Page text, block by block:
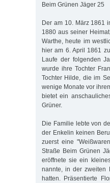
Beim Grünen Jäger 25
Der am 10. März 1861
1880 aus seiner
Warthe, heute im
hier am 6. April 1861
Laufe der folgenden
wurde ihre Tochter
Tochter Hilde, die im
wenige Monate vor
bietet ein
Grüner.
Die Familie lebte von
der Enkelin keinen
zuerst eine
Straße Beim Grünen
eröffnete sie ein
nannte, in der zweiten
hatten. Präsentierte